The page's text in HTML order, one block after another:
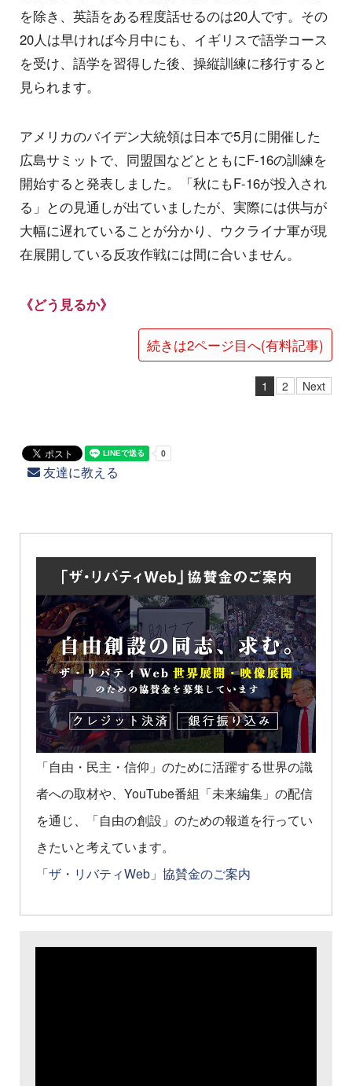
を除き、英語をある程度話せるのは20人です。その
20人は早ければ今月中にも、イギリスで語学コース
を受け、語学を習得した後、操縦訓練に移行すると
見られます。
アメリカのバイデン大統領は日本で5月に開催した
広島サミットで、同盟国などとともにF-16の訓練を
開始すると発表しました。「秋にもF-16が投入され
る」との見通しが出ていましたが、実際には供与が
大幅に遅れていることが分かり、ウクライナ軍が現
在展開している反攻作戦には間に合いません。
《どう見るか》
続きは2ページ目へ(有料記事)
1 2 Next
友達に教える
「自由・民主・信仰」のために活躍する世界の識
者への取材や、YouTube番組「未来編集」の配信
を通じ、「自由の創設」のための報道を行ってい
きたいと考えています。
「ザ・リバティWeb」協賛金のご案内